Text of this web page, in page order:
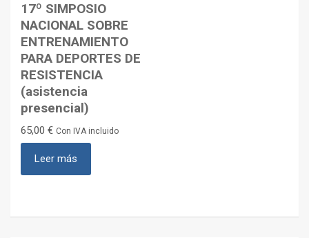
17º SIMPOSIO
NACIONAL SOBRE
ENTRENAMIENTO
PARA DEPORTES DE
RESISTENCIA
(asistencia
presencial)
65,00 € Con IVA incluido
Leer más